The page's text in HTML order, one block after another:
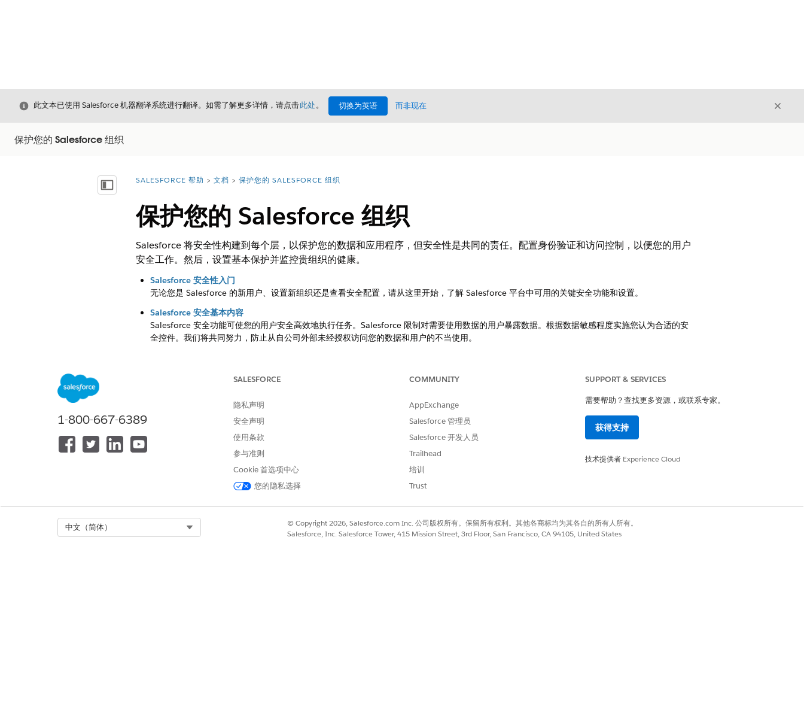
关闭
此文本已使用 Salesforce 机器翻译系统进行翻译。如需了解更多详情，请点击此处。 切换为英语 而非现在 关闭
保护您的 Salesforce 组织
显示目录 您在此处：
SALESFORCE 帮助 文档 保护您的 SALESFORCE 组织
保护您的 Salesforce 组织
Salesforce 将安全性构建到每个层，以保护您的数据和应用程序，但安全性是共同的责任。配置身份验证和访问控制，以便您的用户
安全工作。然后，设置基本保护并监控贵组织的健康。
Salesforce 安全性入门
无论您是 Salesforce 的新用户、设置新组织还是查看安全配置，请从这里开始，了解 Salesforce 平台中可用的关键安全功能和设置。
Salesforce 安全基本内容
Salesforce 安全功能可使您的用户安全高效地执行任务。Salesforce 限制对需要使用数据的用户暴露数据。根据数据敏感程度实施您认为合适的安
全控件。我们将共同努力，防止从自公司外部未经授权访问您的数据和用户的不当使用。
证据来证明自己帐户的所有权，例如只有用户知道的验证码。通过安全身份验证和身份验证功能，例如多重身份验证 (MFA)、单点登录 (SSO) 和使
了解授予用户和 API 对 Salesforce 组织和数据的访问权限。
将所需域添加到网络允许列表，并在 Salesforce 中配置 IP 允许列表。
要使 Salesforce 能够发送电子邮件，请验证您的电子邮件域。使用电子邮件安全标准保护出站通信，这些标准包括传输层安全性 (TLS)、发件人政
策框架 (SPF)、域密钥识别邮件 (DKIM) 和基于域的消息身份验证 (DMARC)。帮助用户完成电子邮件地址所需的验证，并在 Salesforce 中返回电子
邮件地址。
证书和密钥
1-800-667-6389
SALESFORCE
隐私声明
安全声明
使用条款
参与准则
Cookie 首选项中心
您的隐私选择
COMMUNITY
AppExchange
Salesforce 管理员
Salesforce 开发人员
Trailhead
培训
Trust
SUPPORT & SERVICES
需要帮助？查找更多资源，或联系专家。
获得支持
技术提供者 Experience Cloud
中文（简体）
© Copyright 2026, Salesforce.com Inc. 公司版权所有。保留所有权利。其他各商标均为其各自的所有人所有。
Salesforce, Inc. Salesforce Tower, 415 Mission Street, 3rd Floor, San Francisco, CA 94105, United States